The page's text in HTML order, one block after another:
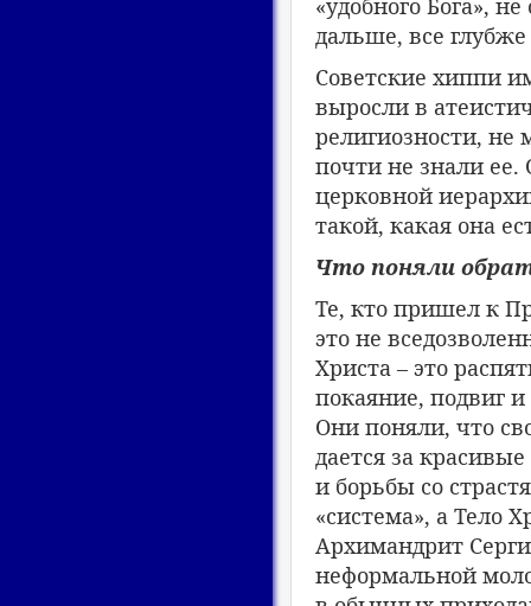
дальше, все
Советские хиппи
выросли в
религиозности, не
почти не знали ее.
церковной
такой, какая она
Что поняли
Те, кто пришел к
это не
Христа – это
покаяние, подвиг и
Они поняли, что
дается за
и борьбы со
«система», а Тело
Архимандрит
неформальной